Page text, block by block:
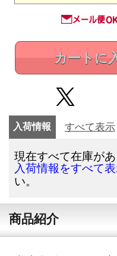
カートに
入荷情報 すべて表示
現在すべて在庫があ
入荷情報をすべて
い。
商品紹介